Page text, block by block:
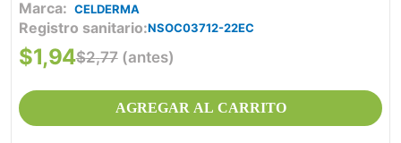
CELDERMA
Registro sanitario NSOC03712-22EC
$2,77 (antes)
$1,94
AGREGAR AL CARRITO